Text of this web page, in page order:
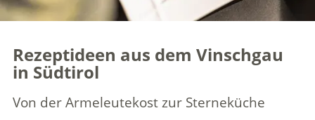
Rezeptideen aus dem Vinschgau
in Südtirol
Von der Armeleutekost zur Sterneküche